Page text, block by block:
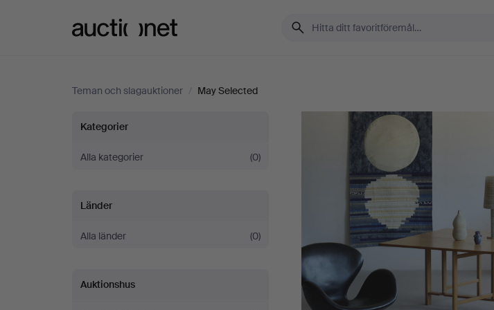
Teman och slagauktioner / May Selected
May
Selected
Kategorier
Alla kategorier (0)
Länder
Alla länder (0)
Auktionshus